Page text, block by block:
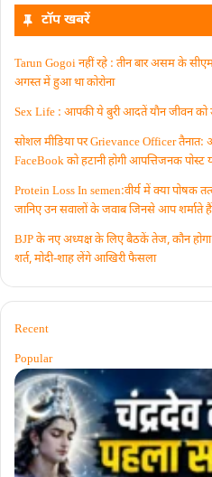
टॉप खबरें
Tarun Gogoi नहीं रहे : तीन बार असम के
अगस्त में हुआ था कोरोना
Sex Life : आपकी ये बुरी आदतें याैन जीवन को
सोशल मीडिया पर Grievance Officer
FaceBook को हटानी होगी आपत्तिजनक पोस्ट
Protein Loss In semen:वीर्य में क्या पोषक
जानिए उन सवालों के जवाब जिनसे आप शर्माते
BJP के नए अध्यक्ष के लिए बैठकें तेज, कौन होगा
शर्त, मोदी-शाह लेंगे आखिरी फैसला
Recent
Popular